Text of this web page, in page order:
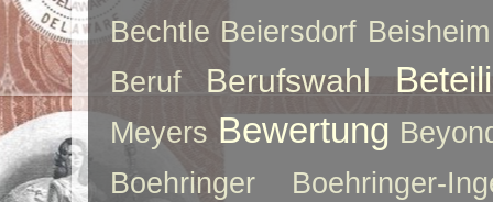
Bechtle Beiersdorf Beisheim
Beruf
Berufswahl
Meyers Bewertung
Boehringer
Boehringer-